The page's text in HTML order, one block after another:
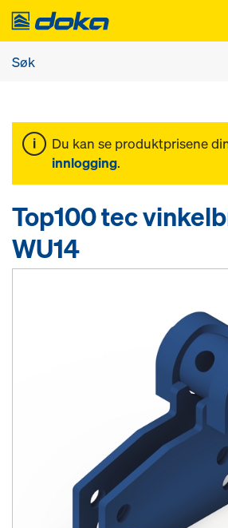
Du kan se produktprisene
innlogging.
Top100 tec
WU14